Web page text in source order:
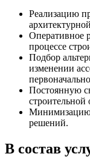
Реализацию
Оперативное
процессе
Подбор
изменении
Постоянную
строительной
Минимизацию
решений.
В состав